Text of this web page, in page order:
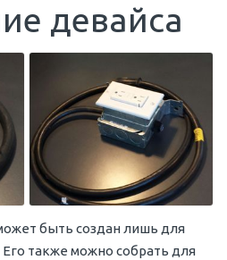
девайса
быть создан лишь для
также можно собрать для